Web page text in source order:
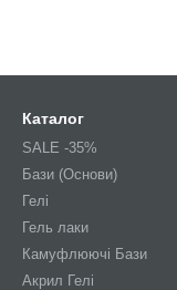
Каталог
SALE -35%
Бази (Основи)
Гелі
Гель лаки
Камуфлюючі Бази
Акрил Гелі